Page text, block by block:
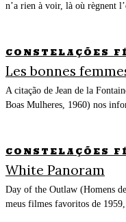
n’a rien à voir, là où règnent
CONSTELAÇÕES
Les bonnes
A citação de Jean de la
Boas Mulheres, 1960) nos
CONSTELAÇÕES
White Panoram
Day of the Outlaw (Homens
meus filmes favoritos de